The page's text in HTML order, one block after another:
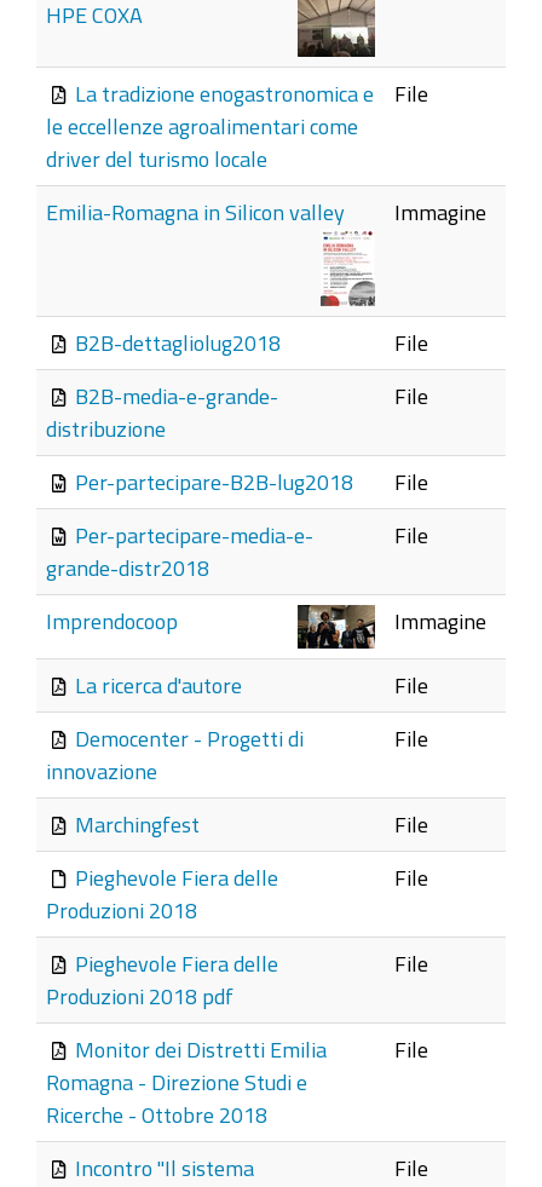
HPE COXA
La tradizione enogastronomica e
le eccellenze agroalimentari come
driver del turismo locale
File
Emilia-Romagna in Silicon valley Immagine
B2B-dettagliolug2018 File
B2B-media-e-grande-
distribuzione
File
Per-partecipare-B2B-lug2018 File
Per-partecipare-media-e-
grande-distr2018
File
Imprendocoop Immagine
La ricerca d'autore File
Democenter - Progetti di
innovazione
File
Marchingfest File
Pieghevole Fiera delle
Produzioni 2018
File
Pieghevole Fiera delle
Produzioni 2018 pdf
File
Monitor dei Distretti Emilia
Romagna - Direzione Studi e
Ricerche - Ottobre 2018
File
Incontro "Il sistema
File